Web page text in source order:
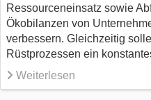
Ressourceneinsatz sowie
Ökobilanzen von
verbessern. Gleichzeitig
Rüstprozessen ein
Weiterlesen